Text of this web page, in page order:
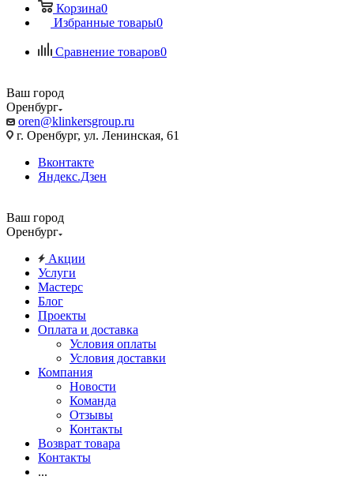
Корзина0
Избранные товары0
Сравнение товаров0
Ваш город
Оренбург
oren@klinkersgroup.ru
г. Оренбург, ул. Ленинская, 61
Вконтакте
Яндекс.Дзен
Ваш город
Оренбург
Акции
Услуги
Мастерс
Блог
Проекты
Оплата и доставка
Условия оплаты
Условия доставки
Компания
Новости
Команда
Отзывы
Контакты
Возврат товара
Контакты
...